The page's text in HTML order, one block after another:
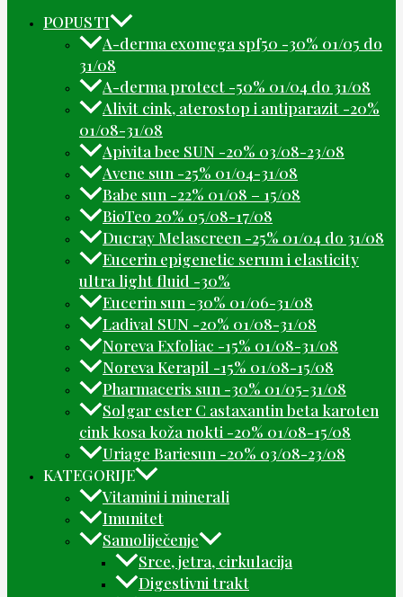
POPUSTI
A-derma exomega spf50 -30% 01/05 do
31/08
A-derma protect -50% 01/04 do 31/08
Alivit cink, aterostop i antiparazit -20%
01/08-31/08
Apivita bee SUN -20% 03/08-23/08
Avene sun -25% 01/04-31/08
Babe sun -22% 01/08 – 15/08
BioTeo 20% 05/08-17/08
Ducray Melascreen -25% 01/04 do 31/08
Eucerin epigenetic serum i elasticity
ultra light fluid -30%
Eucerin sun -30% 01/06-31/08
Ladival SUN -20% 01/08-31/08
Noreva Exfoliac -15% 01/08-31/08
Noreva Kerapil -15% 01/08-15/08
Pharmaceris sun -30% 01/05-31/08
Solgar ester C astaxantin beta karoten
cink kosa koža nokti -20% 01/08-15/08
Uriage Bariesun -20% 03/08-23/08
KATEGORIJE
Vitamini i minerali
Imunitet
Samoliječenje
Srce, jetra, cirkulacija
Digestivni trakt